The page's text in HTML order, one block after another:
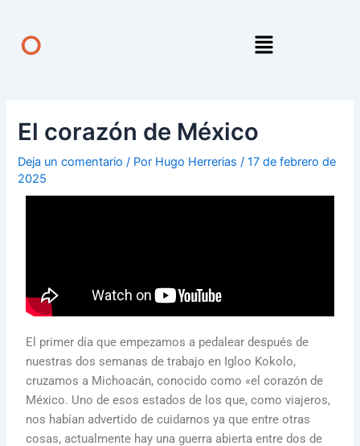
contenido
O Menú
El corazón de México
Deja un comentario / Por Hugo Herrerias/17 de febrero de
2025
El primer día que empezamos a pedalear después de
nuestras dos semanas de trabajo en Igloo Kokolo,
cruzamos a Michoacán, conocido como «el corazón de
México. Uno de esos estados de los que, como viajeros,
nos habían advertido de cuidarnos ya que entre otras
cosas, actualmente hay una guerra abierta entre dos de